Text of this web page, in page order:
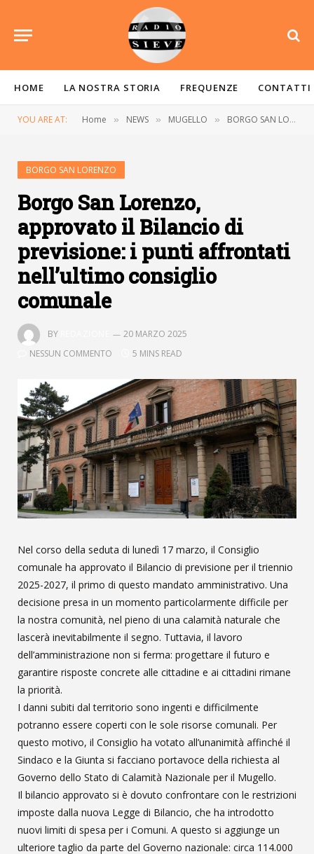
HOME LA NOSTRA STORIA FREQUENZE CONTATTI
YOU ARE AT: Home » NEWS » MUGELLO » BORGO SAN LORENZO
BORGO SAN LORENZO
Borgo San Lorenzo,
approvato il Bilancio di
previsione: i punti affrontati
nell’ultimo consiglio
comunale
BY
20 MARZO 2025
NESSUN COMMENTO
5 MINS READ
Nel corso della seduta di lunedì 17 marzo, il Consiglio
comunale ha approvato il Bilancio di previsione per il triennio
2025-2027, il primo di questo mandato amministrativo. Una
decisione presa in un momento particolarmente difficile per
la nostra comunità, nel pieno di una calamità naturale che
lascerà inevitabilmente il segno. Tuttavia, il lavoro
dell’amministrazione non si ferma: progettare il futuro e
garantire risposte concrete alle cittadine e ai cittadini rimane
la priorità.
I danni subiti dal territorio sono ingenti e difficilmente
potranno essere coperti con le sole risorse comunali. Per
questo motivo, il Consiglio ha votato all’unanimità affinché il
Sindaco e la Giunta si facciano portavoce della richiesta al
Governo dello Stato di Calamità Nazionale per il Mugello.
Il bilancio approvato si è dovuto confrontare con le restrizioni
imposte dalla nuova Legge di Bilancio, che ha introdotto
nuovi limiti di spesa per i Comuni. A questo si aggiunge un
ulteriore taglio da parte del Governo nazionale: circa 114.000